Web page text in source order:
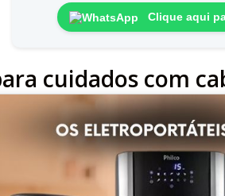
Clique aqui
cuidados com